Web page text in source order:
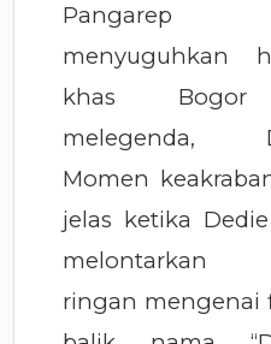
Pangarep
menyuguhkan
khas
melegenda,
Momen
jelas ketika
melontarkan
ringan mengenai